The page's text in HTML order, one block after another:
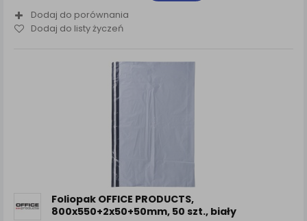
Dodaj do porównania
Dodaj do listy życzeń
Foliopak OFFICE PRODUCTS,
800x550+2x50+50mm, 50 szt., biały